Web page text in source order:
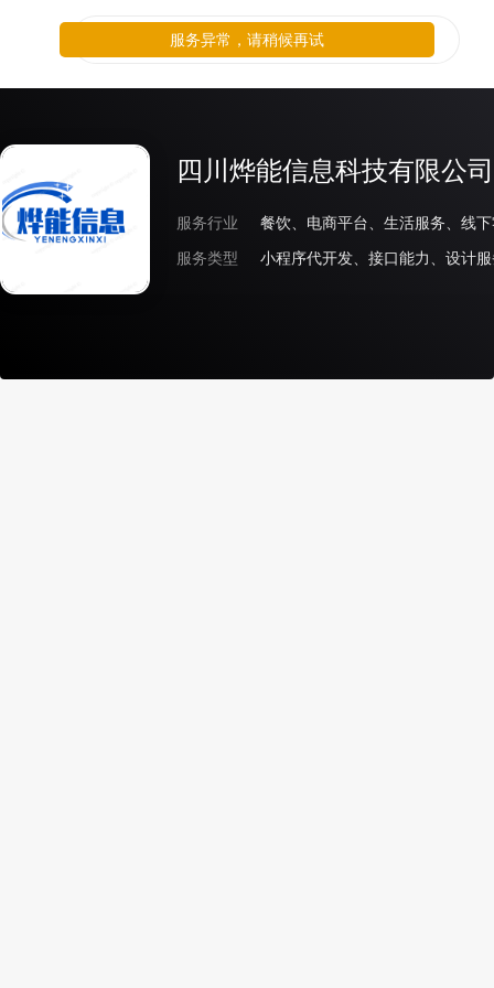
四川烨能信息科技有限公司
服务行业
餐饮、电商平台、生活服务、线
服务类型
小程序代开发、接口能力、设计
服务异常，请稍候再试